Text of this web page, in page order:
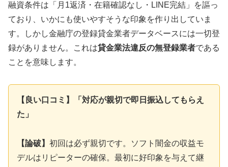
融資条件は「月1返済・在籍確認なし・LINE完結」を謳っ
ており、いかにも使いやすそうな印象を作り出していま
す。しかし金融庁の登録貸金業者データベースには一切登
録がありません。これは貸金業法違反の無登録業者である
ことを意味します。
【良い口コミ】「対応が親切で即日振込してもらえ
た」
【論破】 初回は必ず親切です。ソフト闇金の収益モ
デルはリピーターの確保。最初に好印象を与えて継